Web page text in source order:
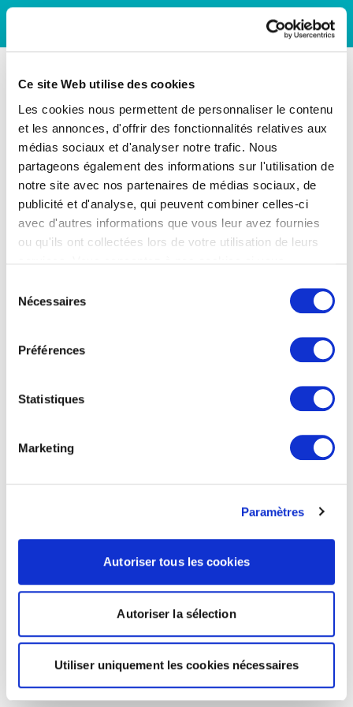
Ce site Web utilise des cookies
Les cookies nous permettent de personnaliser le contenu
et les annonces, d'offrir des fonctionnalités relatives aux
médias sociaux et d'analyser notre trafic. Nous
partageons également des informations sur l'utilisation de
notre site avec nos partenaires de médias sociaux, de
publicité et d'analyse, qui peuvent combiner celles-ci
avec d'autres informations que vous leur avez fournies
ou qu'ils ont collectées lors de votre utilisation de leurs
Nécessaires
Préférences
Statistiques
Marketing
Paramètres
Autoriser tous les cookies
Autoriser la sélection
Utiliser uniquement les cookies nécessaires